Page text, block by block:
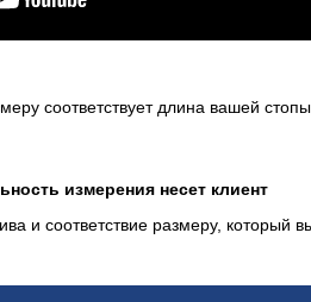
соответствует длина вашей стопы
измерения несет клиент
и соответствие размеру, который